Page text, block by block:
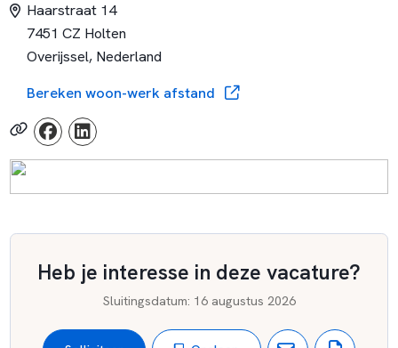
werkzaamheden onder verantwoordelijkheid van het
bevoegd gezag van de school: Stichting Openbaar
Voortgezet Onderwijs De Waerdenborch.
Haarstraat 14
7451 CZ Holten
Overijssel, Nederland
Bereken woon-werk afstand
Heb je interesse in deze vacature?
Sluitingsdatum: 16 augustus 2026